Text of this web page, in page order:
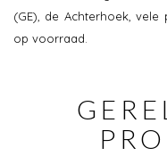
(GE), de Achterhoek,
op voorraad.